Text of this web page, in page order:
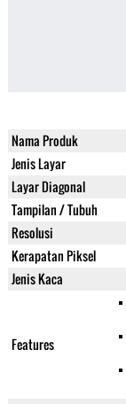
Nama Produk
Jenis Layar
Layar Diagonal
Tampilan / Tubuh
Resolusi
Kerapatan Piksel
Jenis Kaca
Features